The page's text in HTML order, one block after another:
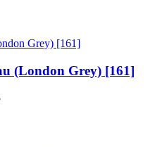
(London Grey) [161]